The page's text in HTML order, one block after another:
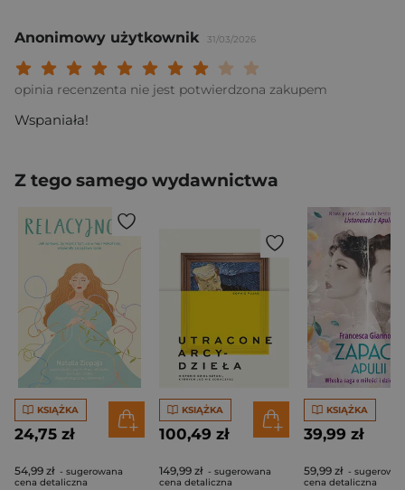
Anonimowy użytkownik 31/03/2026
Twoja ocena:
Twoja ocena: Wybitna 9/
Twoja ocena: Rewelacyjna 8/
Twoja ocena: Bardzo dobra 7/10"
Twoja ocena: Dobra 6/10"
Twoja ocena: Przeciętna 5/10"
Twoja ocena: Może być 4/10"
Twoja ocena: Słaba 3/10"
Twoja ocena: Bardzo słaba 2/10"
Twoja ocena: Beznadziejna 1/10"
opinia recenzenta nie jest potwierdzona zakupem
Wspaniała!
Z tego samego wydawnictwa
KSIĄŻKA
24,75 zł
54,99 zł - sugerowana
cena detaliczna
KSIĄŻKA
100,49 zł
149,99 zł - sugerowana
cena detaliczna
KSIĄŻKA
39,99 zł
59,99 zł -
cena detaliczna